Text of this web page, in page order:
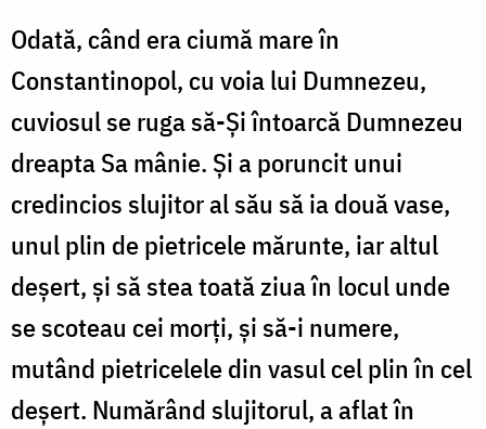
Odată, când era ciumă mare în
Constantinopol, cu voia lui Dumnezeu,
cuviosul se ruga să-Și întoarcă Dumnezeu
dreapta Sa mânie. Și a poruncit unui
credincios slujitor al său să ia două vase,
unul plin de pietricele mărunte, iar altul
deșert, și să stea toată ziua în locul unde
se scoteau cei morți, și să-i numere,
mutând pietricelele din vasul cel plin în cel
deșert. Numărând slujitorul, a aflat în